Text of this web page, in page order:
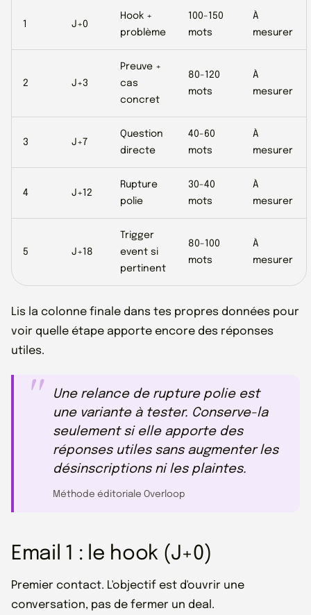
1 J+0
Hook +
problème
100-150
mots
À
mesurer
2 J+3
Preuve +
cas
concret
80-120
mots
À
mesurer
3 J+7
Question
directe
40-60
mots
À
mesurer
4 J+12
Rupture
polie
30-40
mots
À
mesurer
5 J+18
Trigger
event si
pertinent
80-100
mots
À
mesurer
Lis la colonne finale dans tes propres données pour
voir quelle étape apporte encore des réponses
utiles.
Une relance de rupture polie est
une variante à tester. Conserve-la
seulement si elle apporte des
réponses utiles sans augmenter les
désinscriptions ni les plaintes.
Méthode éditoriale Overloop
Email 1 : le hook (J+0)
Premier contact. L'objectif est d'ouvrir une
conversation, pas de fermer un deal.